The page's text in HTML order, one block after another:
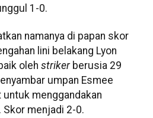
1-0.
namanya di papan skor
lini belakang Lyon
oleh strikerberusia 29
umpan Esmee
menggandakan
Skor menjadi 2-0.